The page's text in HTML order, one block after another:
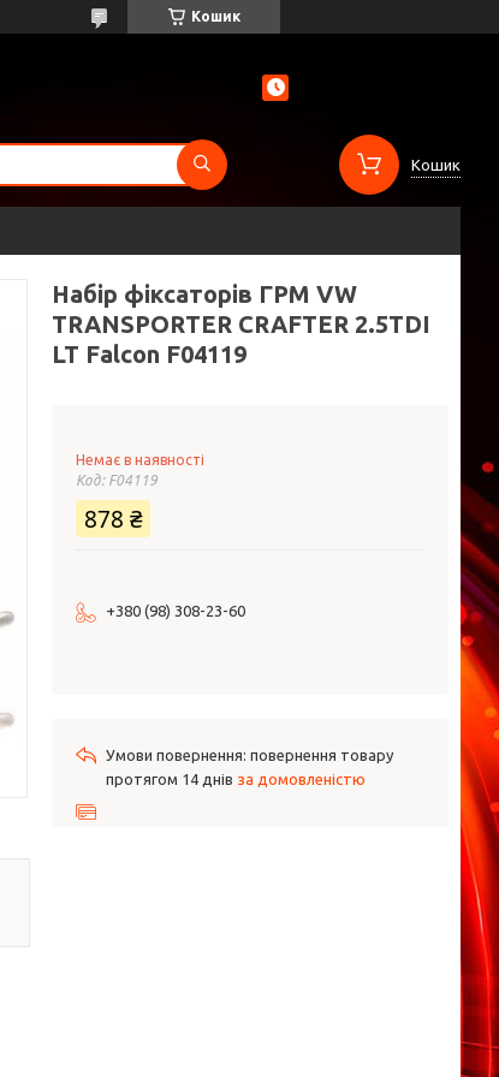
Кошик
Кошик
Набір фіксаторів ГРМ VW
TRANSPORTER CRAFTER 2.5TDI
LT Falcon F04119
Немає в наявності
Код: F04119
878 ₴
+380 (98) 308-23-60
повернення товару
протягом 14 днів за домовленістю